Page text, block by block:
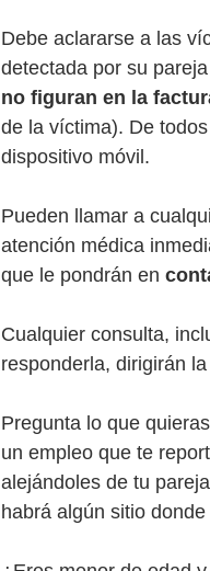
Debe aclararse a las
detectada por su
no figuran en la
de la víctima). De
dispositivo móvil.
Pueden llamar a
atención médica
que le pondrán en
Cualquier consulta,
responderla, dirigirán
Pregunta lo que
un empleo que te
alejándoles de tu
habrá algún sitio